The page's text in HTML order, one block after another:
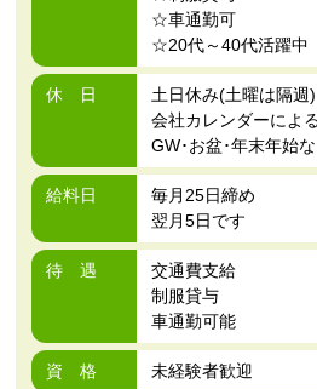
☆車通勤可
☆20代～40代活躍中
休 日
土日休み(土曜は隔週)
会社カレンダーによ
GW･お盆･年末年始
給料日
毎月25日締め
翌月5日です
待 遇
交通費支給
制服貸与
車通勤可能
資 格 未経験者歓迎